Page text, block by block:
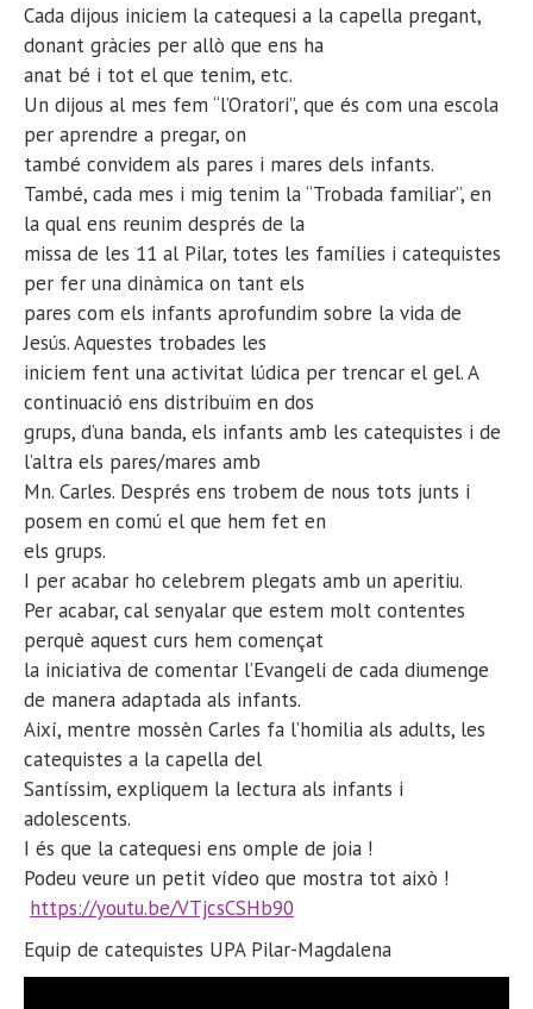
Cada dijous iniciem la catequesi a la capella pregant,
donant gràcies per allò que ens ha
anat bé i tot el que tenim, etc.
Un dijous al mes fem “l’Oratori”, que és com una escola
per aprendre a pregar, on
també convidem als pares i mares dels infants.
També, cada mes i mig tenim la “Trobada familiar”, en
la qual ens reunim després de la
missa de les 11 al Pilar, totes les famílies i catequistes
per fer una dinàmica on tant els
pares com els infants aprofundim sobre la vida de
Jesús. Aquestes trobades les
iniciem fent una activitat lúdica per trencar el gel. A
continuació ens distribuïm en dos
grups, d’una banda, els infants amb les catequistes i de
l’altra els pares/mares amb
Mn. Carles. Després ens trobem de nous tots junts i
posem en comú el que hem fet en
els grups.
I per acabar ho celebrem plegats amb un aperitiu.
Per acabar, cal senyalar que estem molt contentes
perquè aquest curs hem començat
la iniciativa de comentar l’Evangeli de cada diumenge
de manera adaptada als infants.
Així, mentre mossèn Carles fa l’homilia als adults, les
catequistes a la capella del
Santíssim, expliquem la lectura als infants i
adolescents.
I és que la catequesi ens omple de joia !
Podeu veure un petit vídeo que mostra tot això !
https://youtu.be/VTjcsCSHb90
Equip de catequistes UPA Pilar-Magdalena